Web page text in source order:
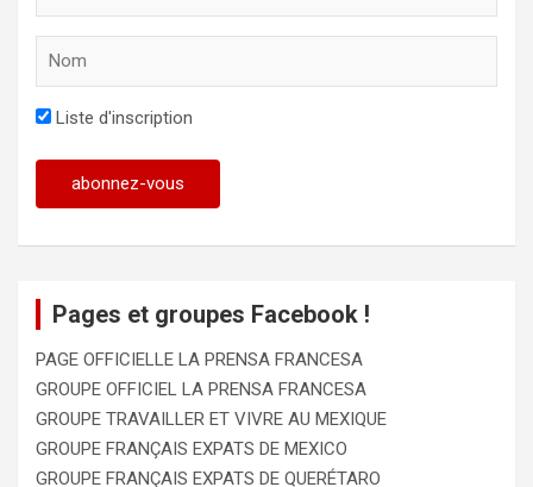
Liste d'inscription
Pages et groupes Facebook !
PAGE OFFICIELLE LA PRENSA FRANCESA
GROUPE OFFICIEL LA PRENSA FRANCESA
GROUPE TRAVAILLER ET VIVRE AU MEXIQUE
GROUPE FRANÇAIS EXPATS DE MEXICO
GROUPE FRANÇAIS EXPATS DE QUERÉTARO